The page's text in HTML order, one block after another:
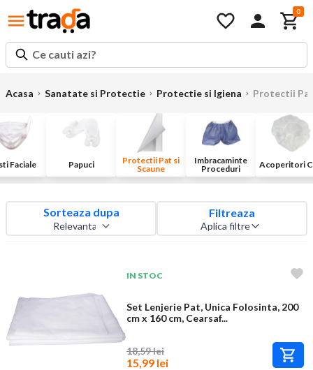
0
Ce cauti azi?
Acasa Sanatate si Protectie Protectie si Igiena Protectii
Faciale Papuci
Protectii Pat si
Scaune
Imbracaminte
Proceduri
Acoperitori
Sorteaza dupa Filtreaza
Aplica filtre
IN STOC
Set Lenjerie Pat, Unica Folosinta, 200
cm x 160 cm, Cearsaf...
18,59 lei
15,99 lei